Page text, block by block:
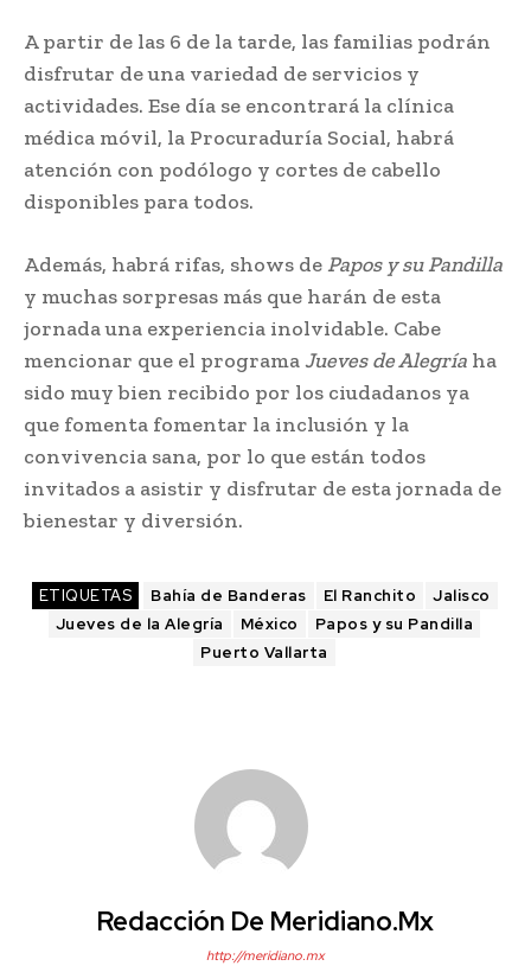
A partir de las 6 de la tarde, las familias podrán
disfrutar de una variedad de servicios y
actividades. Ese día se encontrará la clínica
médica móvil, la Procuraduría Social, habrá
atención con podólogo y cortes de cabello
disponibles para todos.
Además, habrá rifas, shows de Papos y su Pandilla
y muchas sorpresas más que harán de esta
jornada una experiencia inolvidable. Cabe
mencionar que el programaJueves de Alegría ha
sido muy bien recibido por los ciudadanos ya
que fomenta fomentar la inclusión y la
convivencia sana, por lo que están todos
invitados a asistir y disfrutar de esta jornada de
bienestar y diversión.
ETIQUETAS Bahía de Banderas El Ranchito
Jalisco
Jueves de la Alegría
México
Papos y su Pandilla
Puerto Vallarta
Redacción De Meridiano.mx
http://meridiano.mx